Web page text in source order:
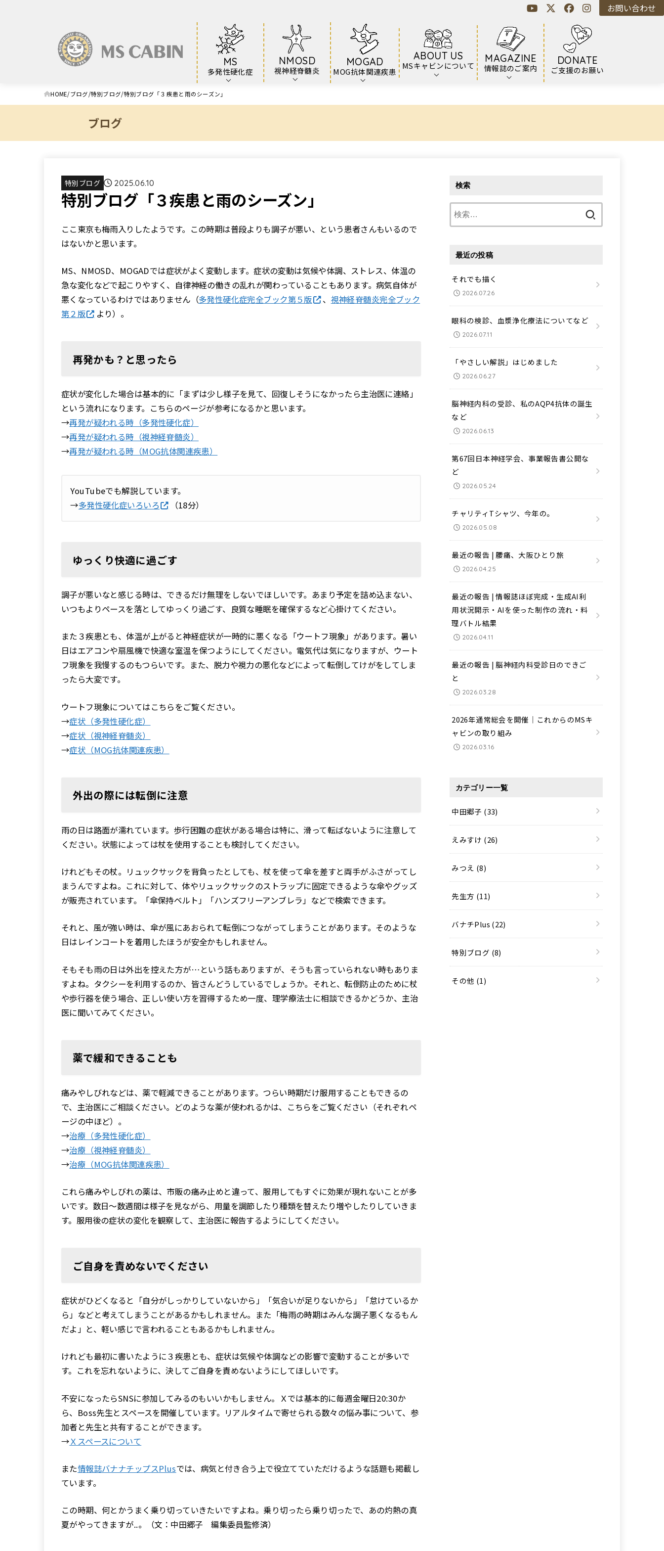
MS
多発性硬化症
NMOSD
視神経脊髄炎
MOGAD
MOG抗体関連疾患
ABOUT US
MSキャビンについて
MAGAZINE
情報誌のご案内
DONATE
ご支援のお願い
お問い合わせ
HOME ブログ 特別ブログ 特別ブログ「３疾患と雨のシーズン」
ブログ
特別ブログ 2025.06.10
特別ブログ「３疾患と雨のシーズン」
ここ東京も梅雨入りしたようです。この時期は普段よりも調子が悪い、という患者さんもいるので
はないかと思います。
MS、NMOSD、MOGADでは症状がよく変動します。症状の変動は気候や体調、ストレス、体温の
急な変化などで起こりやすく、自律神経の働きの乱れが関わっていることもあります。病気自体が
悪くなっているわけではありません（多発性硬化症完全ブック第５版 、 視神経脊髄炎完全ブック
第２版
より）。
再発かも？と思ったら
症状が変化した場合は基本的に「まずは少し様子を見て、回復しそうになかったら主治医に連絡」
という流れになります。こちらのページが参考になるかと思います。
→再発が疑われる時（多発性硬化症）
→再発が疑われる時（視神経脊髄炎）
→再発が疑われる時（MOG抗体関連疾患）
YouTubeでも解説しています。
→多発性硬化症いろいろ （18分）
ゆっくり快適に過ごす
調子が悪いなと感じる時は、できるだけ無理をしないでほしいです。あまり予定を詰め込まない、
いつもよりペースを落としてゆっくり過ごす、良質な睡眠を確保するなど心掛けてください。
また３疾患とも、体温が上がると神経症状が一時的に悪くなる「ウートフ現象」があります。暑い
日はエアコンや扇風機で快適な室温を保つようにしてください。電気代は気になりますが、ウート
フ現象を我慢するのもつらいです。また、脱力や視力の悪化などによって転倒してけがをしてしま
ったら大変です。
ウートフ現象についてはこちらをご覧ください。
→症状（多発性硬化症）
→症状（視神経脊髄炎）
→症状（MOG抗体関連疾患）
外出の際には転倒に注意
雨の日は路面が濡れています。歩行困難の症状がある場合は特に、滑って転ばないように注意して
ください。状態によっては杖を使用することも検討してください。
けれどもその杖。リュックサックを背負ったとしても、杖を使って傘を差すと両手がふさがってし
まうんですよね。これに対して、体やリュックサックのストラップに固定できるような傘やグッズ
が販売されています。「傘保持ベルト」「ハンズフリーアンブレラ」などで検索できます。
それと、風が強い時は、傘が風にあおられて転倒につながってしまうことがあります。そのような
日はレインコートを着用したほうが安全かもしれません。
そもそも雨の日は外出を控えた方が…という話もありますが、そうも言っていられない時もありま
すよね。タクシーを利用するのか、皆さんどうしているでしょうか。それと、転倒防止のために杖
や歩行器を使う場合、正しい使い方を習得するため一度、理学療法士に相談できるかどうか、主治
医に聞いてみてください。
薬で緩和できることも
痛みやしびれなどは、薬で軽減できることがあります。つらい時期だけ服用することもできるの
で、主治医にご相談ください。どのような薬が使われるかは、こちらをご覧ください（それぞれペ
ージの中ほど）。
→治療（多発性硬化症）
→治療（視神経脊髄炎）
→治療（MOG抗体関連疾患）
これら痛みやしびれの薬は、市販の痛み止めと違って、服用してもすぐに効果が現れないことが多
いです。数日〜数週間は様子を見ながら、用量を調節したり種類を替えたり増やしたりしていきま
す。服用後の症状の変化を観察して、主治医に報告するようにしてください。
ご自身を責めないでください
症状がひどくなると「自分がしっかりしていないから」「気合いが足りないから」「怠けているか
ら」などと考えてしまうことがあるかもしれません。また「梅雨の時期はみんな調子悪くなるもん
だよ」と、軽い感じで言われることもあるかもしれません。
けれども最初に書いたように３疾患とも、症状は気候や体調などの影響で変動することが多いで
す。これを忘れないように、決してご自身を責めないようにしてほしいです。
不安になったらSNSに参加してみるのもいいかもしません。Ｘでは基本的に毎週金曜日20:30か
ら、Boss先生とスペースを開催しています。リアルタイムで寄せられる数々の悩み事について、参
加者と先生と共有することができます。
→Ｘスペースについて
また情報誌バナナチップスPlusでは、病気と付き合う上で役立てていただけるような話題も掲載し
ています。
この時期、何とかうまく乗り切っていきたいですよね。乗り切ったら乗り切ったで、あの灼熱の真
夏がやってきますが..。（文：中田郷子 編集委員監修済）
検索
最近の投稿
それでも描く
2026.07.26
眼科の検診、血漿浄化療法についてなど
2026.07.11
「やさしい解説」はじめました
2026.06.27
脳神経内科の受診、私のAQP4抗体の誕生
など
2026.06.13
第67回日本神経学会、事業報告書公開な
ど
2026.05.24
チャリティTシャツ、今年の。
2026.05.08
最近の報告 | 腰痛、大阪ひとり旅
2026.04.25
最近の報告 | 情報誌ほぼ完成・生成AI利
用状況開示・AIを使った制作の流れ・料
理バトル結果
2026.04.11
最近の報告 | 脳神経内科受診日のできご
と
2026.03.28
2026年通常総会を開催｜これからのMSキ
ャビンの取り組み
2026.03.16
カテゴリー一覧
中田郷子 (33)
えみすけ (26)
みつえ (8)
先生方 (11)
バナチPlus (22)
特別ブログ (8)
その他 (1)